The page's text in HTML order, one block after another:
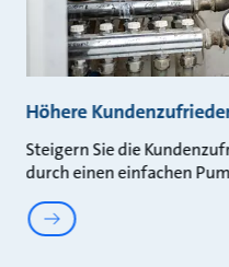
Höhere
Steigern Sie die
durch einen einfachen